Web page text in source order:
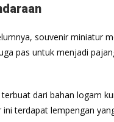
souvenir miniatur
pas untuk menjadi
terbuat dari bahan logam
terdapat lempengan